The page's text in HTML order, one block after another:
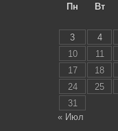
Пн
Вт
3
4
10
11
17
18
24
25
31
« Июл